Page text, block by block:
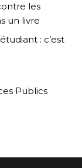
les
un livre
: c’est
Publics